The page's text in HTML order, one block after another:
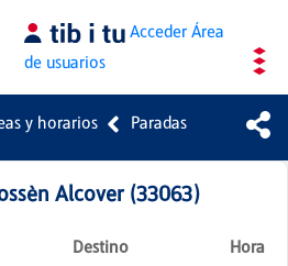
AccederÁrea
de usuarios
y horarios Paradas
Alcover (33063)
Destino
Hora